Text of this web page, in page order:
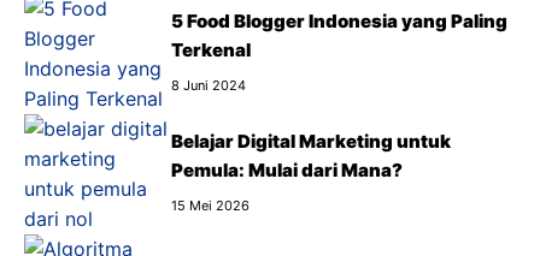
5 Food Blogger Indonesia yang Paling
Terkenal
8 Juni 2024
Belajar Digital Marketing untuk
Pemula: Mulai dari Mana?
15 Mei 2026